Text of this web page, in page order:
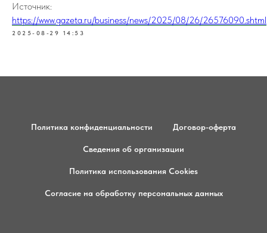
Источник:
https://www.gazeta.ru/business/news/2025/08/26/26576090.shtml
2025-08-29 14:53
Политика конфиденциальности Договор-оферта
Сведения об организации
Политика использования Cookies
Согласие на обработку персональных данных